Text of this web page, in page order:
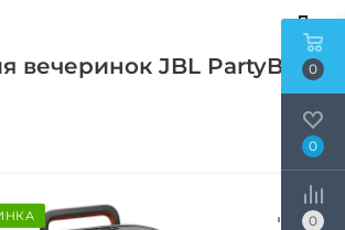
вечеринок JBL PartyBox0
0
0